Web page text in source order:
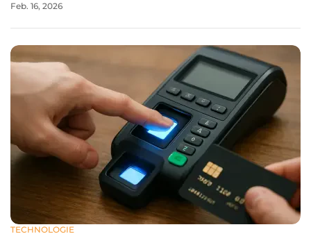
Aufmerksamkeit ausgelöst und wird als potenzieller
Feb. 16, 2026
TECHNOLOGIE